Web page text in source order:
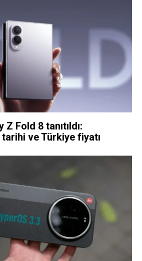
Fold 8 tanıtıldı:
tarihi ve Türkiye fiyatı